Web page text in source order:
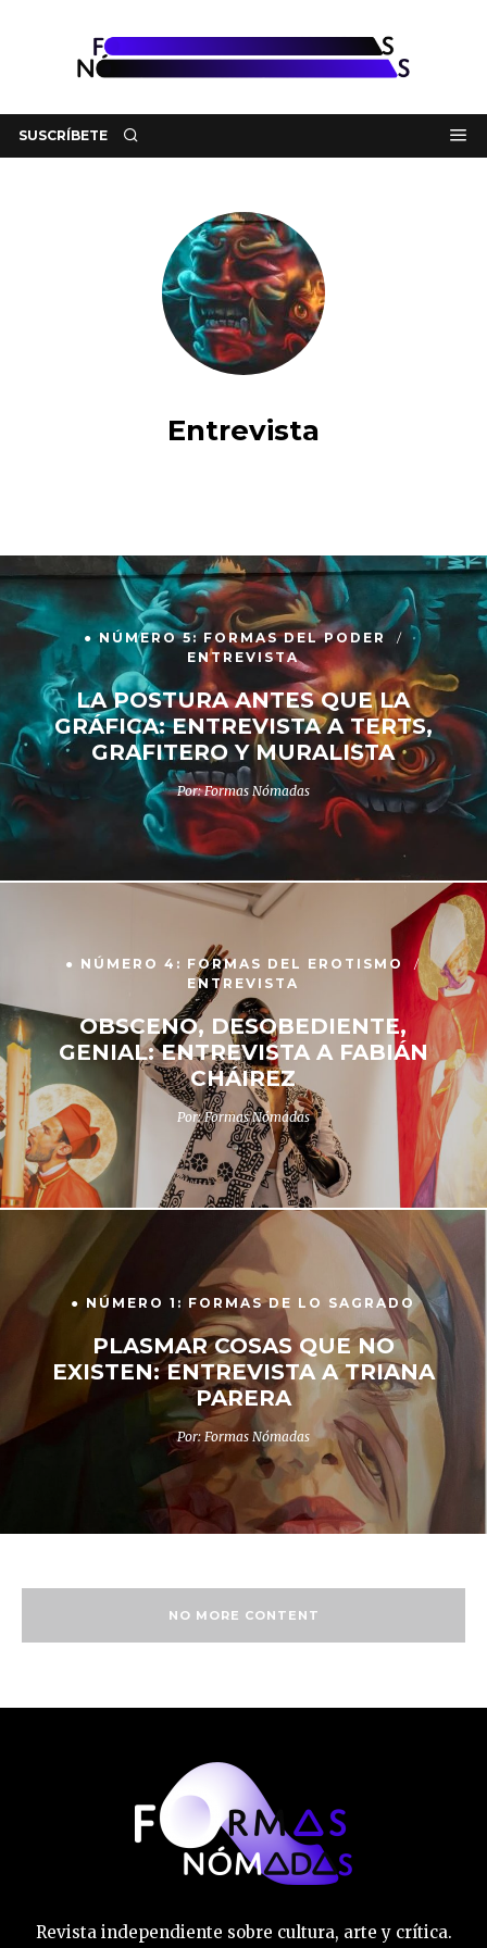
SUSCRÍBETE
Entrevista
● NÚMERO 5: FORMAS DEL PODER
ENTREVISTA
LA POSTURA ANTES QUE LA
GRÁFICA: ENTREVISTA A TERTS,
GRAFITERO Y MURALISTA
Por: Formas Nómadas
● NÚMERO 4: FORMAS DEL EROTISMO
ENTREVISTA
OBSCENO, DESOBEDIENTE,
GENIAL: ENTREVISTA A FABIÁN
CHÁIREZ
Por: Formas Nómadas
● NÚMERO 1: FORMAS DE LO SAGRADO
PLASMAR COSAS QUE NO
EXISTEN: ENTREVISTA A TRIANA
PARERA
Por: Formas Nómadas
NO MORE CONTENT
Revista independiente sobre cultura, arte y crítica.